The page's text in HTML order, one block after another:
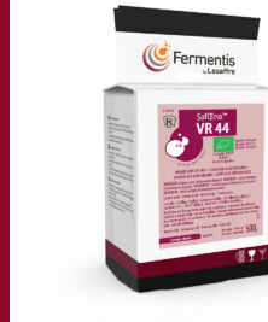
我们的公司
关于我们
发酵专家
Fermentis 园区
充满热情的团队